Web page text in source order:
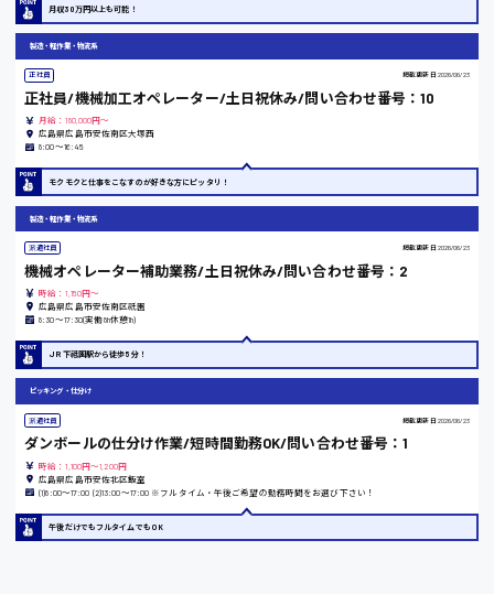
熊本県
東京都
時給1100円〜
月収30万円以上も可能！
製造・軽作業・物流系
正社員 掲載更新日 2026/06/23
正社員/機械加工オペレーター/土日祝休み/問い合わせ番号：10
月給：180,000円～
広島県広島市安佐南区大塚西
8:00〜16:45
モクモクと仕事をこなすのが好きな方にピッタリ！
製造・軽作業・物流系
派遣社員 掲載更新日 2026/06/23
機械オペレーター補助業務/土日祝休み/問い合わせ番号：2
時給：1,150円～
広島県広島市安佐南区祇園
8:30〜17:30(実働8h休憩1h)
JR下祗園駅から徒歩5分！
ピッキング・仕分け
派遣社員 掲載更新日 2026/06/23
ダンボールの仕分け作業/短時間勤務OK/問い合わせ番号：1
時給：1,100円～1,200円
広島県広島市安佐北区飯室
(1)8:00〜17:00 (2)13:00〜17:00 ※フルタイム・午後ご希望の勤務時間をお選び下さい！
午後だけでもフルタイムでもOK